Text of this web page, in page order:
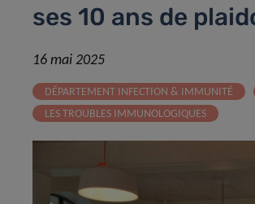
ses 10 ans de
16 mai 2025
DÉPARTEMENT INFECTION & IMMUNITÉ
LES TROUBLES IMMUNOLOGIQUES